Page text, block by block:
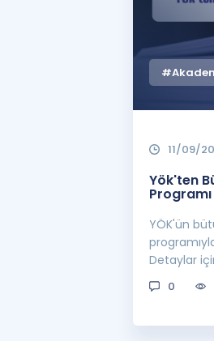
11/09/
Yök'ten
YÖK'ün
Detaylar
0